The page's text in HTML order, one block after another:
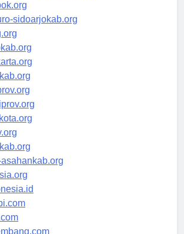
sidoarjokab.org